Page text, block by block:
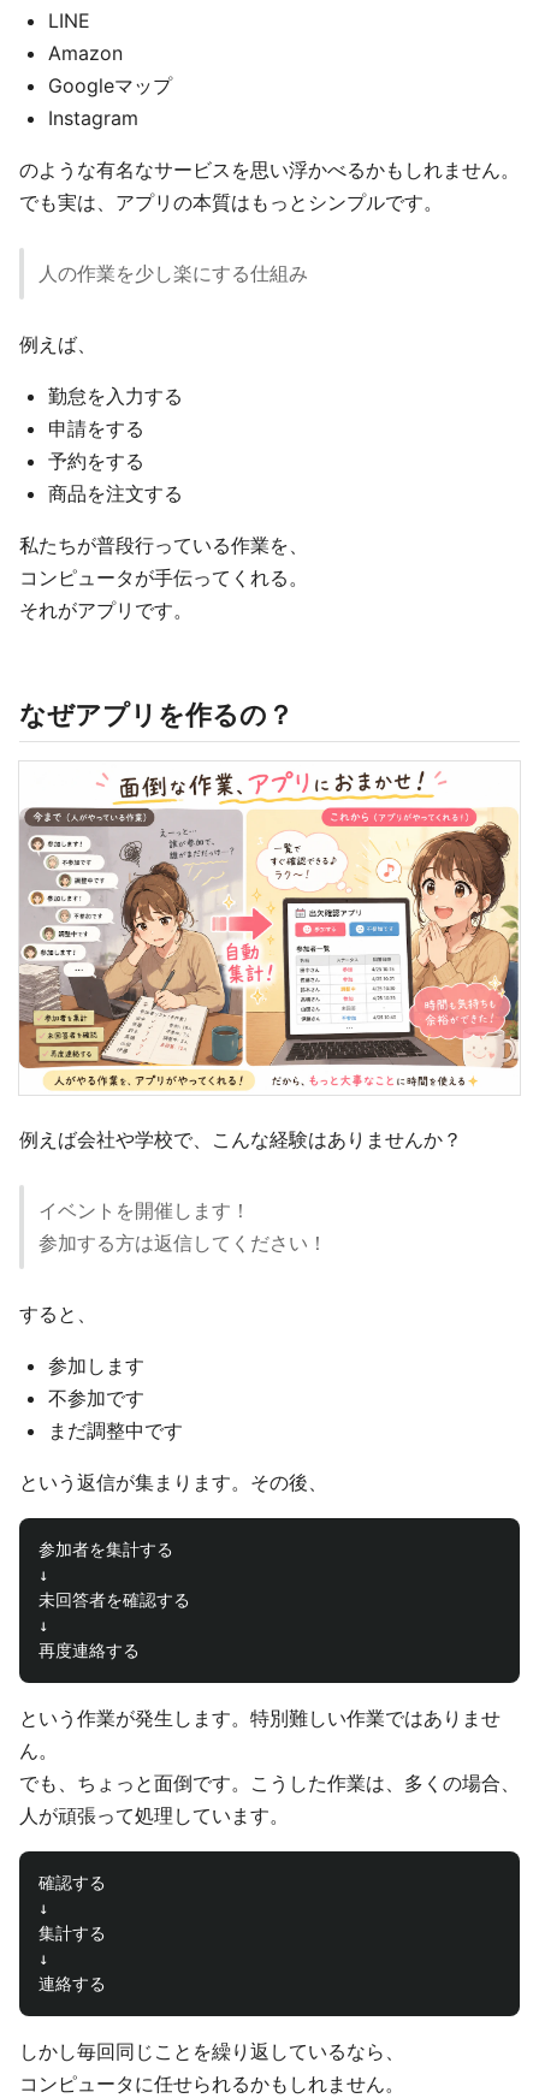
LINE
Amazon
Googleマップ
Instagram
のような有名なサービスを思い浮かべるかもしれません。
でも実は、アプリの本質はもっとシンプルです。
人の作業を少し楽にする仕組み
例えば、
勤怠を入力する
申請をする
予約をする
商品を注文する
私たちが普段行っている作業を、
コンピュータが手伝ってくれる。
それがアプリです。
なぜアプリを作るの？
例えば会社や学校で、こんな経験はありませんか？
イベントを開催します！
参加する方は返信してください！
すると、
参加します
不参加です
まだ調整中です
という返信が集まります。その後、
参加者を集計する
↓
未回答者を確認する
↓
という作業が発生します。特別難しい作業ではありませ
ん。
でも、ちょっと面倒です。こうした作業は、多くの場合、
人が頑張って処理しています。
確認する
↓
集計する
↓
しかし毎回同じことを繰り返しているなら、
コンピュータに任せられるかもしれません。